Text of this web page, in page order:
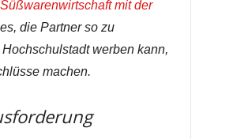
mit der
die Partner so zu
werben kann,
machen.